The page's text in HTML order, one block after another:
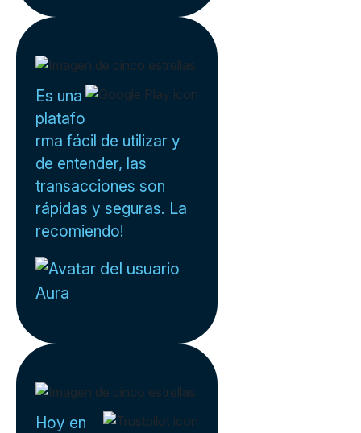
Es una
platafo
rma fácil de utilizar y
de entender, las
transacciones son
rápidas y seguras. La
recomiendo!
Aura
Hoy en